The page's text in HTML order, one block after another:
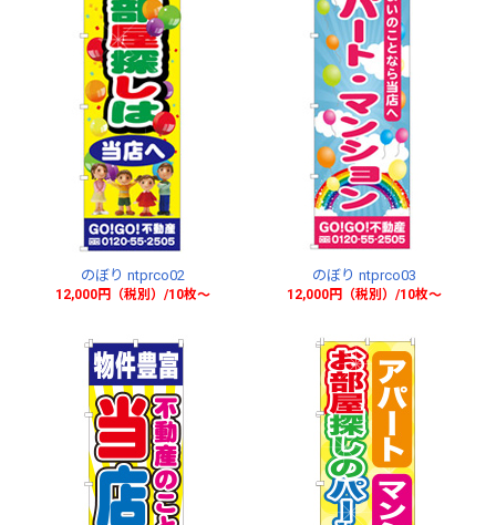
のぼり ntprco02
12,000円（税別）/10枚〜
のぼり ntprco03
12,000円（税別）/10枚〜